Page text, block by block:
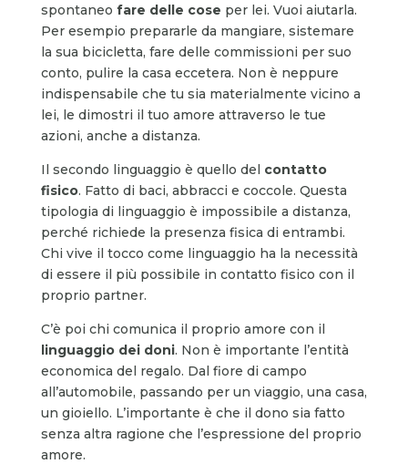
spontaneo fare delle cose per lei. Vuoi aiutarla.
Per esempio prepararle da mangiare, sistemare
la sua bicicletta, fare delle commissioni per suo
conto, pulire la casa eccetera. Non è neppure
indispensabile che tu sia materialmente vicino a
lei, le dimostri il tuo amore attraverso le tue
azioni, anche a distanza.
Il secondo linguaggio è quello del contatto
fisico. Fatto di baci, abbracci e coccole. Questa
tipologia di linguaggio è impossibile a distanza,
perché richiede la presenza fisica di entrambi.
Chi vive il tocco come linguaggio ha la necessità
di essere il più possibile in contatto fisico con il
proprio partner.
C’è poi chi comunica il proprio amore con il
linguaggio dei doni. Non è importante l’entità
economica del regalo. Dal fiore di campo
all’automobile, passando per un viaggio, una casa,
un gioiello. L’importante è che il dono sia fatto
senza altra ragione che l’espressione del proprio
amore.